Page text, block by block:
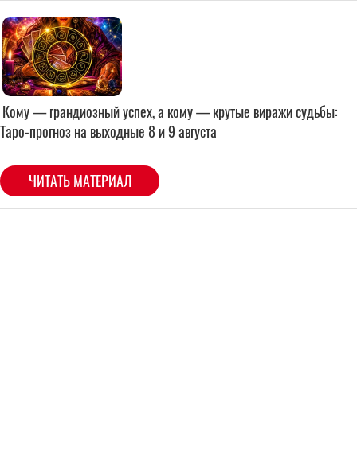
Кому — грандиозный успех, а кому — крутые виражи судьбы:
Таро-прогноз на выходные 8 и 9 августа
ЧИТАТЬ МАТЕРИАЛ